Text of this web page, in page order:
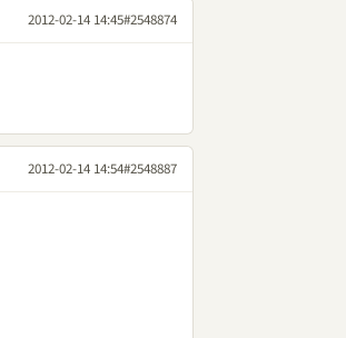
2012-02-14 14:45#2548874
2012-02-14 14:54#2548887